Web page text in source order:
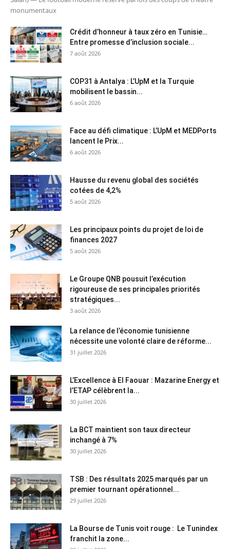
monumentaux
Crédit d’honneur à taux zéro en Tunisie…
Entre promesse d’inclusion sociale...
7 août 2026
COP31 à Antalya : L’UpM et la Turquie
mobilisent le bassin...
6 août 2026
Face au défi climatique : L’UpM et MEDPorts
lancent le Prix...
6 août 2026
Hausse du revenu global des sociétés
cotées de 4,2%
5 août 2026
Les principaux points du projet de loi de
finances 2027
5 août 2026
Le Groupe QNB pousuit l’exécution
rigoureuse de ses principales priorités
stratégiques...
3 août 2026
La relance de l’économie tunisienne
nécessite une volonté claire de réforme...
31 juillet 2026
L’Excellence à El Faouar : Mazarine Energy et
l’ETAP célèbrent la...
30 juillet 2026
La BCT maintient son taux directeur
inchangé à 7%
30 juillet 2026
TSB : Des résultats 2025 marqués par un
premier tournant opérationnel...
29 juillet 2026
La Bourse de Tunis voit rouge : Le Tunindex
franchit la zone...